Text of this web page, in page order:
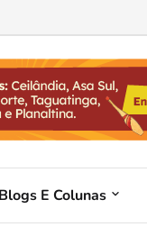
E Colunas